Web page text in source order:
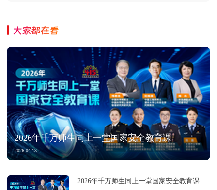
大家都在看
2026年千万师生同上一堂国家安全教育课
2026-04-13
2026年千万师生同上一堂国家安全教育课